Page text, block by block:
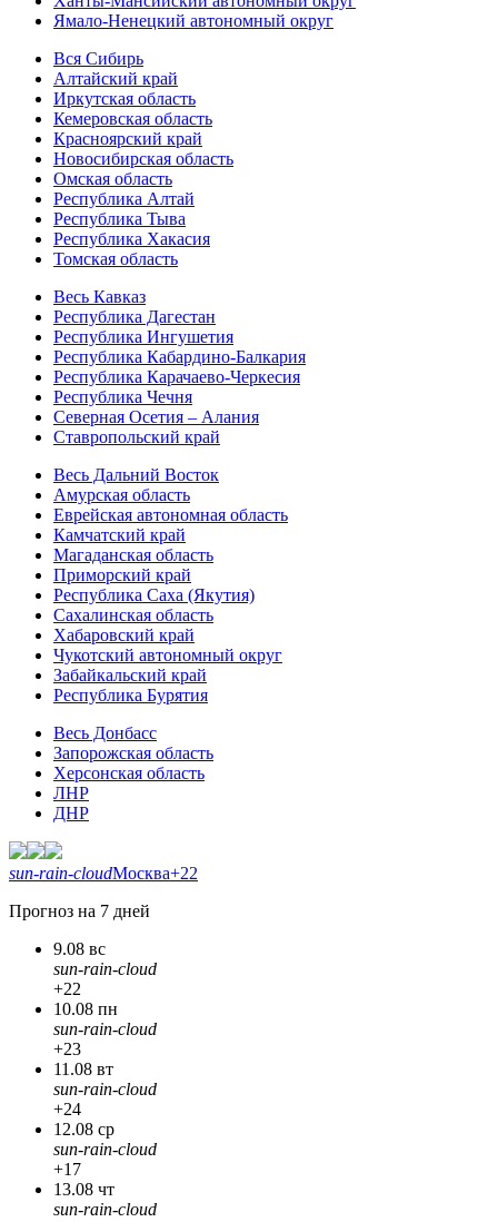
Ямало-Ненецкий автономный округ
Вся Сибирь
Алтайский край
Иркутская область
Кемеровская область
Красноярский край
Новосибирская область
Омская область
Республика Алтай
Республика Тыва
Республика Хакасия
Томская область
Весь Кавказ
Республика Дагестан
Республика Ингушетия
Республика Кабардино-Балкария
Республика Карачаево-Черкесия
Республика Чечня
Северная Осетия – Алания
Ставропольский край
Весь Дальний Восток
Амурская область
Еврейская автономная область
Камчатский край
Магаданская область
Приморский край
Республика Саха (Якутия)
Сахалинская область
Хабаровский край
Чукотский автономный округ
Забайкальский край
Республика Бурятия
Весь Донбасс
Запорожская область
Херсонская область
ЛНР
ДНР
sun-rain-cloudМосква+22
Прогноз на 7 дней
9.08 вс
sun-rain-cloud
+22
10.08 пн
sun-rain-cloud
+23
11.08 вт
sun-rain-cloud
+24
12.08 ср
sun-rain-cloud
+17
13.08 чт
sun-rain-cloud